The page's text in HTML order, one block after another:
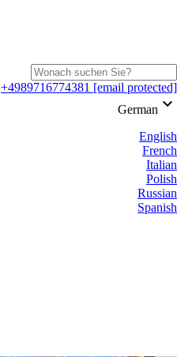
+4989716774381 [email protected]
German keyboard_arrow_down
English
French
Italian
Polish
Russian
Spanish